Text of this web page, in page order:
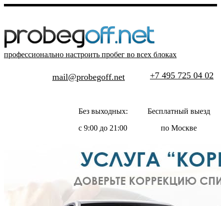
профессионально настроить пробег во всех блоках
+7 495 725 04 02
mail@probegoff.net
Бесплатный выезд
по Москве
Без выходных:
с 9:00 до 21:00